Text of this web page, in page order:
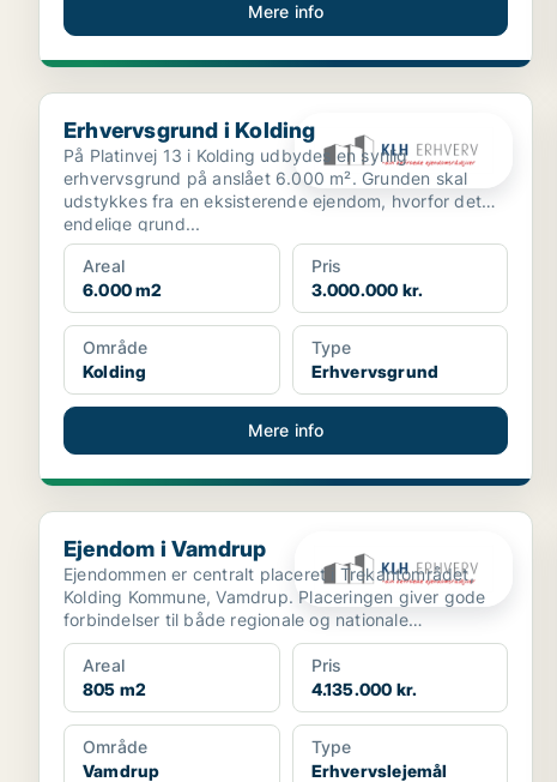
Mere info
Erhvervsgrund i Kolding
Erhvervsgrund i Kolding
På Platinvej 13 i Kolding udbydes en synlig
erhvervsgrund på anslået 6.000 m². Grunden skal
udstykkes fra en eksisterende ejendom, hvorfor det
endelige grund...
Areal
6.000 m2
Pris
3.000.000 kr.
Område
Kolding
Type
Erhvervsgrund
Mere info
Ejendom i Vamdrup
Ejendom i Vamdrup
Ejendommen er centralt placeret i Trekantområdet,
Kolding Kommune, Vamdrup. Placeringen giver gode
forbindelser til både regionale og nationale
transportkorr...
Areal
805 m2
Pris
4.135.000 kr.
Område
Vamdrup
Type
Erhvervslejemål